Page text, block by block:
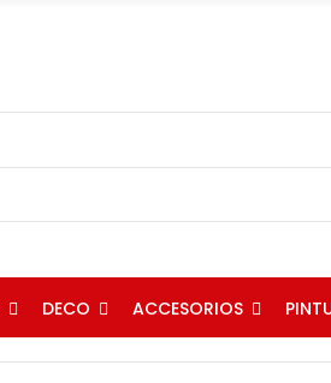
DECO ACCESORIOS